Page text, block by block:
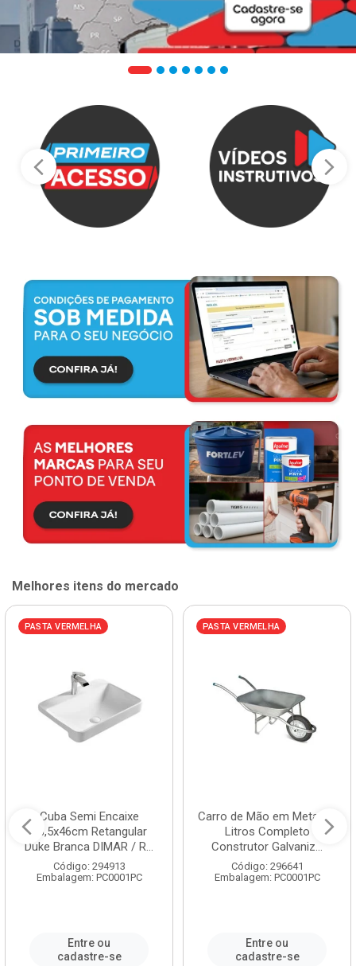
Melhores itens do mercado
PASTA VERMELHA
Cuba Semi Encaixe
58,5x46cm Retangular
Duke Branca DIMAR / R...
Código: 294913
Embalagem: PC0001PC
Entre ou
cadastre-se
PASTA VERMELHA
Carro de Mão em Metal 60
Litros Completo
Construtor Galvaniz...
Código: 296641
Embalagem: PC0001PC
Entre ou
cadastre-se